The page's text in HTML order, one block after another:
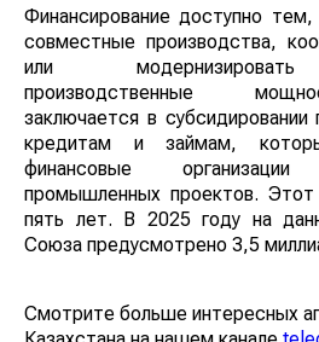
Финансирование доступно
совместные производства,
или
производственные
заключается в субсидировании
кредитам и займам,
финансовые
промышленных проектов. Этот
пять лет. В 2025 году на